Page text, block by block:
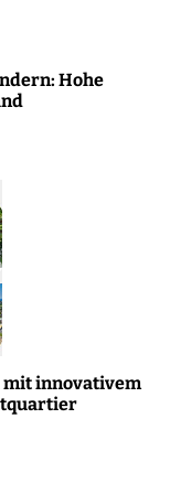
Hohe
mit innovativem